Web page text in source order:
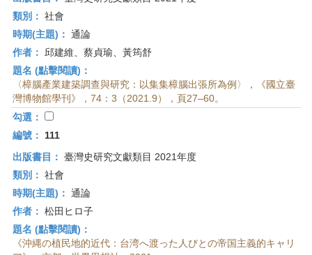
類別： 社會
時期(主題)： 通論
作者：
邱建維、蔡貞瑜、黃筠舒
題名 (點擊閱讀)：
〈樟腦產業建築調查與研究：以集集樟腦出張所為例〉，《國立臺
灣博物館學刊》，74：3（2021.9），頁27–60。
勾選：
編號：
111
出版書目： 臺灣史研究文獻類目 2021年度
類別： 社會
時期(主題)： 通論
作者： 松田ヒロ子
題名 (點擊閱讀)：
《沖縄の植民地的近代：台湾へ渡った人びとの帝国主義的キャリ